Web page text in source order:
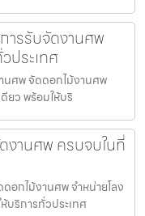
ารรับจัดงานศพ
ประเทศ
นศพ จัดดอกไม้งานศพ
ยว พร้อมให้บริ
งานศพ ครบจบในที่
อกไม้งานศพ จำหน่ายโลง
บริการทั่วประเทศ